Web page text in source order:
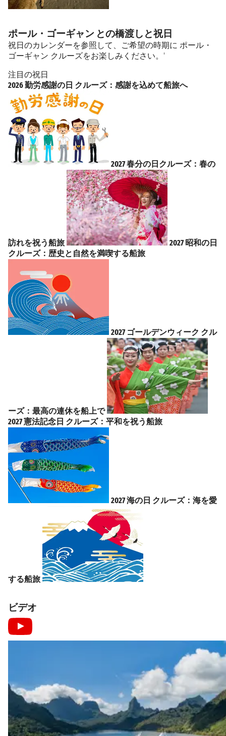
ポール・ゴーギャン との橋渡しと祝日
祝日のカレンダーを参照して、ご希望の時期に ポール・
ゴーギャン クルーズをお楽しみください。'
注目の祝日
2026 勤労感謝の日 クルーズ：感謝を込めて船旅へ
2027 春分の日クルーズ：春の
訪れを祝う船旅
2027 昭和の日
クルーズ：歴史と自然を満喫する船旅
2027 ゴールデンウィーク クル
ーズ：最高の連休を船上で
2027 憲法記念日 クルーズ：平和を祝う船旅
2027 海の日 クルーズ：海を愛
する船旅
ビデオ